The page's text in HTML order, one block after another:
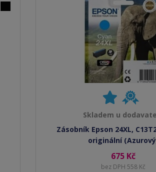
Skladem u
Zásobník Epson 24XL,
originální
675 Kč
bez DPH 558 Kč